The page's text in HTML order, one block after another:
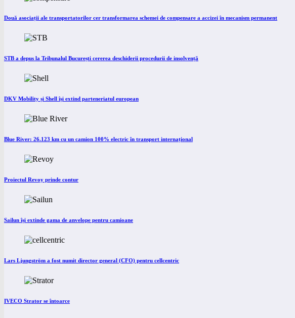
Două asociații ale transportatorilor cer transformarea schemei de compensare a accizei în mecanism permanent
STB a depus la Tribunalul București cererea deschiderii procedurii de insolvență
DKV Mobility și Shell își extind parteneriatul european
Blue River: 26.123 km cu un camion 100% electric în transport internațional
Proiectul Revoy prinde contur
Sailun își extinde gama de anvelope pentru camioane
Lars Ljungström a fost numit director general (CFO) pentru cellcentric
IVECO Strator se întoarce